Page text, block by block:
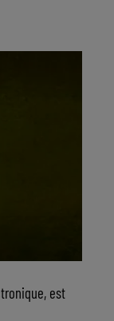
est